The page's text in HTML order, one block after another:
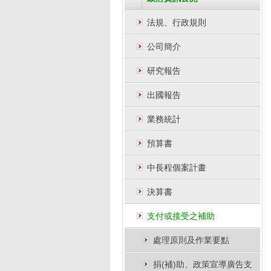
法規、行政規則
公司簡介
研究報告
出國報告
業務統計
預算書
中長程個案計畫
決算書
支付或接受之補助
處理原則及作業要點
捐(補)助、政策宣導廣告支